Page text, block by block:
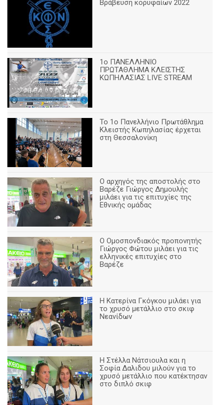
Βράβευση κορυφαίων 2022
1ο ΠΑΝΕΛΛΗΝΙΟ
ΠΡΩΤΑΘΛΗΜΑ ΚΛΕΙΣΤΗΣ
ΚΩΠΗΛΑΣΙΑΣ LIVE STREAM
Το 1ο Πανελλήνιο Πρωτάθλημα
Κλειστής Κωπηλασίας έρχεται
στη Θεσσαλονίκη
Ο αρχηγός της αποστολής στο
Βαρέζε Γιώργος Δημουλής
μιλάει για τις επιτυχίες της
Εθνικής ομάδας
Ο Ομοσπονδιακός προπονητής
Γιώργος Φώτου μιλάει για τις
ελληνικές επιτυχίες στο
Βαρέζε
Η Κατερίνα Γκόγκου μιλάει για
το χρυσό μετάλλιο στο σκιφ
Νεανίδων
Η Στέλλα Νάτσιουλα και η
Σοφία Δαλιδου μιλούν για το
χρυσό μετάλλιο που κατέκτησαν
στο διπλό σκιφ